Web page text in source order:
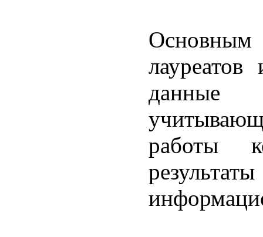
Основным
данные
работы